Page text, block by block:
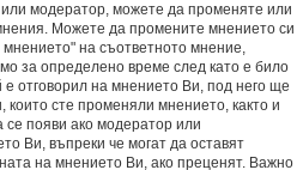
модератор, можете да променяте или
Можете да промените мнението си
на съответното мнение,
за определено време след като е било
е отговорил на мнението Ви, под него ще
които сте променяли мнението, както и
се появи ако модератор или
Ви, въпреки че могат да оставят
на мнението Ви, ако преценят. Важно